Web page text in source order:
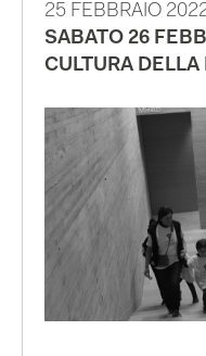
25 FEBBRAIO
SABATO 26
CULTURA